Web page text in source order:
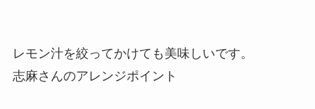
レモン汁を絞ってかけても美味しいです。
志麻さんのアレンジポイント